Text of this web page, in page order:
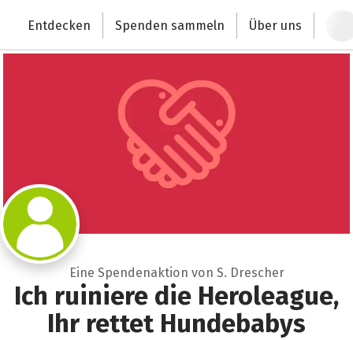
Deutschlands größte Spendenplattform
Entdecken Spenden sammeln Über uns
Eine Spendenaktion von S. Drescher
Ich ruiniere die Heroleague,
Ihr rettet Hundebabys
Schließen